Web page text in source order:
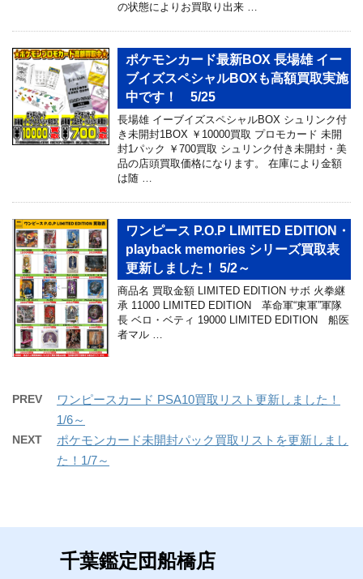
の状態によりお買取り出来 …
ポケモンカード最新BOX 長場雄 イー
ブイズスペシャルBOXも高額買取実施
中です！ 5/25
長場雄 イーブイズスペシャルBOX シュリンク付
き未開封1BOX ￥10000買取 プロモカード 未開
封1パック ￥700買取 シュリンク付き未開封・美
品の店頭買取価格になります。 在庫により金額
は随 …
ワンピース P.O.P LIMITED EDITION・
playback memories シリーズ買取表
更新しました！ 5/2～
商品名 買取金額 LIMITED EDITION サボ 火拳継
承 11000 LIMITED EDITION 革命軍“東軍”軍隊
長 ベロ・ベティ 19000 LIMITED EDITION 船医
者マル …
PREV
ワンピースカード PSA10買取リスト更新しました！
1/6～
NEXT
ポケモンカード未開封パック買取リストを更新しまし
た！1/7～
千葉鑑定団船橋店